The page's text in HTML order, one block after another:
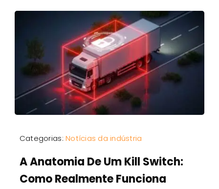
Categorias:Notícias da indústria
A Anatomia De Um Kill Switch:
Como Realmente Funciona